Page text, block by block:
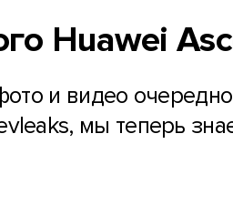
Huawei
и видео
мы теперь